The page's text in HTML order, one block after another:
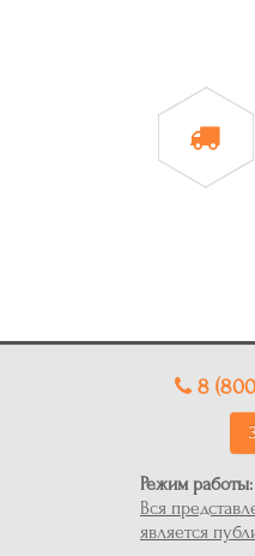
8
Режим работы:
Вся
является